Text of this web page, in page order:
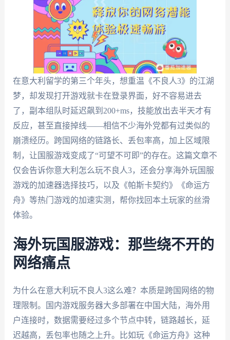
在意大利留学的第三个年头，想重温《不良人3》的江湖
梦，却发现打开游戏就卡在登录界面，好不容易进去
了，副本组队时延迟飙到200+ms，技能放出去半天才有
反应，甚至直接掉线——相信不少海外党都有过类似的
崩溃经历。跨国网络的链路长、丢包率高，加上区域限
制，让国服游戏变成了“可望不可即”的存在。这篇文章不
仅会告诉你意大利怎么玩不良人3，还会分享海外玩国服
游戏的加速器选择技巧，以及《帕斯卡契约》《命运方
舟》等热门游戏的加速实测，帮你找回本土玩家的丝滑
体验。
海外玩国服游戏：那些绕不开的
网络痛点
为什么在意大利玩不良人3这么难？本质是跨国网络的物
理限制。国内游戏服务器大多部署在中国大陆，海外用
户连接时，数据需要经过多个节点中转，链路越长，延
迟越高，丢包率也随之上升。比如玩《命运方舟》这种